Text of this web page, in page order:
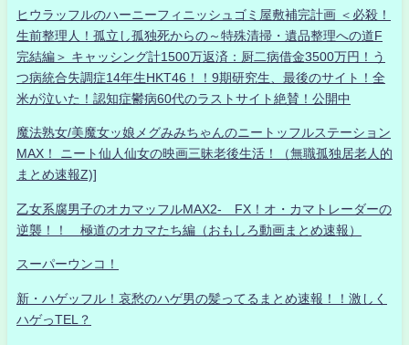
ヒウラッフルのハーニーフィニッシュゴミ屋敷補完計画 ＜必殺！
生前整理人！孤立し孤独死からの～特殊清掃・遺品整理への道F
完結編＞ キャッシング計1500万返済：厨二病借金3500万円！う
つ病統合失調症14年生HKT46！！9期研究生、最後のサイト！全
米が泣いた！認知症鬱病60代のラストサイト絶賛！公開中
魔法熟女/美魔女ッ娘メグみみちゃんのニートッフルステーション
MAX！ ニート仙人仙女の映画三昧老後生活！（無職孤独居老人的
まとめ速報Z)]
乙女系腐男子のオカマッフルMAX2- FX！オ・カマトレーダーの
逆襲！！ 極道のオカマたち編（おもしろ動画まとめ速報）
スーパーウンコ！
新・ハゲッフル！哀愁のハゲ男の髪ってるまとめ速報！！激しく
ハゲっTEL？